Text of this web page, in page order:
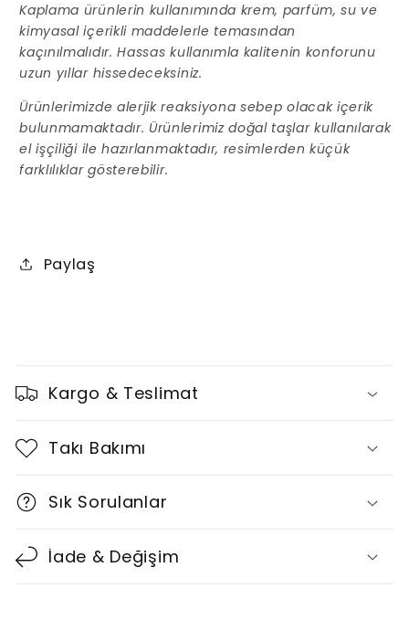
Kaplama ürünlerin kullanımında krem, parfüm, su ve
kimyasal içerikli maddelerle temasından
kaçınılmalıdır. Hassas kullanımla kalitenin konforunu
uzun yıllar hissedeceksiniz.
Ürünlerimizde alerjik reaksiyona sebep olacak içerik
bulunmamaktadır. Ürünlerimiz doğal taşlar kullanılarak
el işçiliği ile hazırlanmaktadır, resimlerden küçük
farklılıklar gösterebilir.
Paylaş
a
r
a
l
t
ı
a
Kargo & Teslimat
Takı Bakımı
Sık Sorulanlar
İade & Değişim